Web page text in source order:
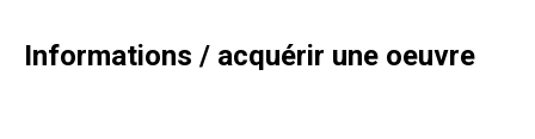
Formats 02
Informations / acquérir une oeuvre